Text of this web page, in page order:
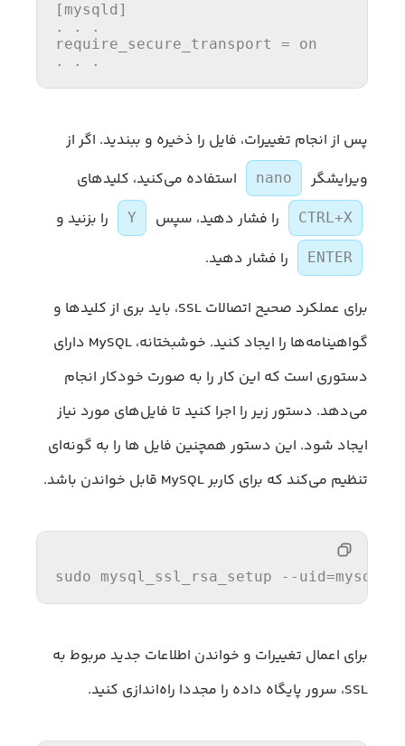
[mysqld]
. . .
require_secure_transport = on
. . .
پس از انجام تغییرات، فایل را ذخیره و ببندید. اگر از
ویرایشگر
nano استفاده می‌کنید، کلیدهای
CTRL+X را فشار دهید، سپس Y را بزنید و
ENTER را فشار دهید.
برای عملکرد صحیح اتصالات SSL، باید بری از کلیدها و
گواهینامه‌ها را ایجاد کنید. خوشبختانه، MySQL دارای
دستوری است که این کار را به صورت خودکار انجام
می‌دهد. دستور زیر را اجرا کنید تا فایل‌های مورد نیاز
ایجاد شود. این دستور همچنین فایل ها را به گونه‌ای
تنظیم می‌کند که برای کاربر MySQL قابل خواندن باشد.
sudo mysql_ssl_rsa_setup --uid=mysql
برای اعمال تغییرات و خواندن اطلاعات جدید مربوط به
SSL، سرور پایگاه داده را مجددا راه‌اندازی کنید.